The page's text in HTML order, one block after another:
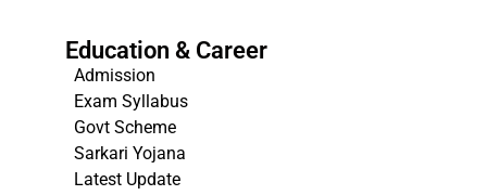
Education & Career
Admission
Exam Syllabus
Govt Scheme
Sarkari Yojana
Latest Update